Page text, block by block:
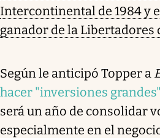
Intercontinental de 1984 y
ganador de la Libertadores
Según le anticipó Topper a
hacer "inversiones
será un año de consolidar
especialmente en el